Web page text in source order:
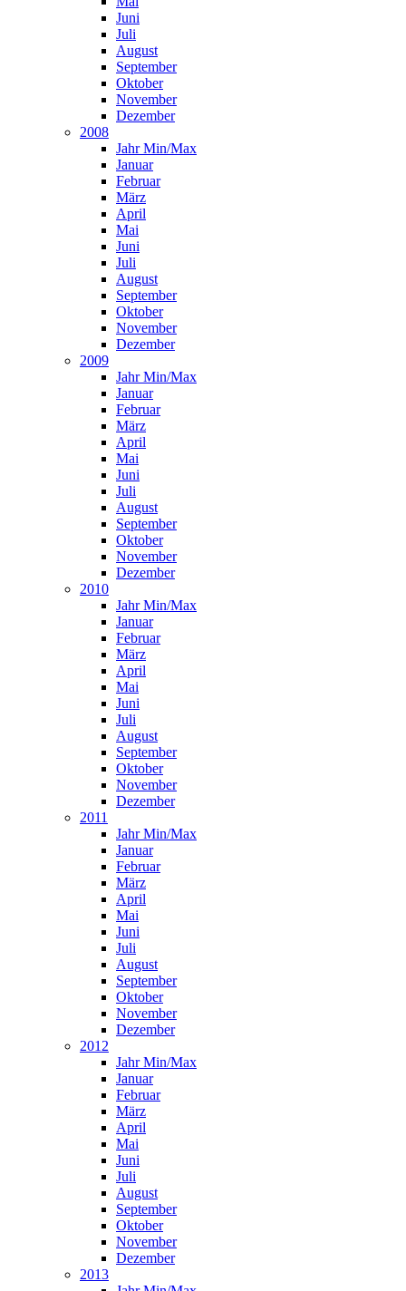
Juni
Juli
August
September
Oktober
November
Dezember
2008
Jahr Min/Max
Januar
Februar
März
April
Mai
Juni
Juli
August
September
Oktober
November
Dezember
2009
Jahr Min/Max
Januar
Februar
März
April
Mai
Juni
Juli
August
September
Oktober
November
Dezember
2010
Jahr Min/Max
Januar
Februar
März
April
Mai
Juni
Juli
August
September
Oktober
November
Dezember
2011
Jahr Min/Max
Januar
Februar
März
April
Mai
Juni
Juli
August
September
Oktober
November
Dezember
2012
Jahr Min/Max
Januar
Februar
März
April
Mai
Juni
Juli
August
September
Oktober
November
Dezember
2013